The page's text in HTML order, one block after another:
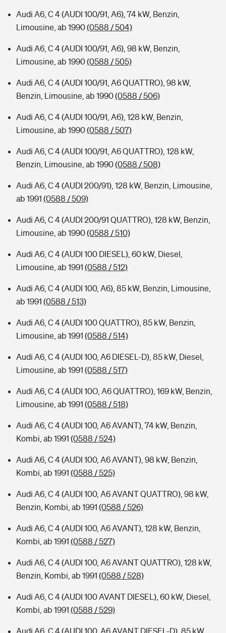
Sie haben Fragen?
Zur Übersicht
Kinderunfall-Check: Mehr Sicherheit für deine Kids
Typklassen: So ist Ihr Auto eingestuft
Sie haben Fragen?
Audi A6, C 4 (AUDI 100/91, A6), 74 kW, Benzin,
Limousine, ab 1990(0588 / 504)
Audi A6, C 4 (AUDI 100/91, A6), 98 kW, Benzin,
Limousine, ab 1990(0588 / 505)
Audi A6, C 4 (AUDI 100/91, A6 QUATTRO), 98 kW,
Benzin, Limousine, ab 1990(0588 / 506)
Audi A6, C 4 (AUDI 100/91, A6), 128 kW, Benzin,
Limousine, ab 1990(0588 / 507)
Audi A6, C 4 (AUDI 100/91, A6 QUATTRO), 128 kW,
Benzin, Limousine, ab 1990(0588 / 508)
Audi A6, C 4 (AUDI 200/91), 128 kW, Benzin, Limousine,
ab 1991 (0588 / 509)
Audi A6, C 4 (AUDI 200/91 QUATTRO), 128 kW, Benzin,
Limousine, ab 1990(0588 / 510)
Audi A6, C 4 (AUDI 100 DIESEL), 60 kW, Diesel,
Limousine, ab 1991 (0588 / 512)
Audi A6, C 4 (AUDI 100, A6), 85 kW, Benzin, Limousine,
ab 1991 (0588 / 513)
Audi A6, C 4 (AUDI 100 QUATTRO), 85 kW, Benzin,
Limousine, ab 1991 (0588 / 514)
Audi A6, C 4 (AUDI 100, A6 DIESEL-D), 85 kW, Diesel,
Limousine, ab 1991 (0588 / 517)
Audi A6, C 4 (AUDI 10O, A6 QUATTRO), 169 kW, Benzin,
Limousine, ab 1991 (0588 / 518)
Audi A6, C 4 (AUDI 100, A6 AVANT), 74 kW, Benzin,
Kombi, ab 1991 (0588 / 524)
Audi A6, C 4 (AUDI 100, A6 AVANT), 98 kW, Benzin,
Kombi, ab 1991 (0588 / 525)
Audi A6, C 4 (AUDI 100, A6 AVANT QUATTRO), 98 kW,
Benzin, Kombi, ab 1991 (0588 / 526)
Audi A6, C 4 (AUDI 100, A6 AVANT), 128 kW, Benzin,
Kombi, ab 1991 (0588 / 527)
Audi A6, C 4 (AUDI 100, A6 AVANT QUATTRO), 128 kW,
Benzin, Kombi, ab 1991 (0588 / 528)
Audi A6, C 4 (AUDI 100 AVANT DIESEL), 60 kW, Diesel,
Kombi, ab 1991 (0588 / 529)
Audi A6, C 4 (AUDI 100, A6 AVANT DIESEL-D), 85 kW,